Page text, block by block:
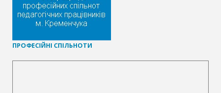
ПРОФЕСІЙНІ СПІЛЬНОТИ